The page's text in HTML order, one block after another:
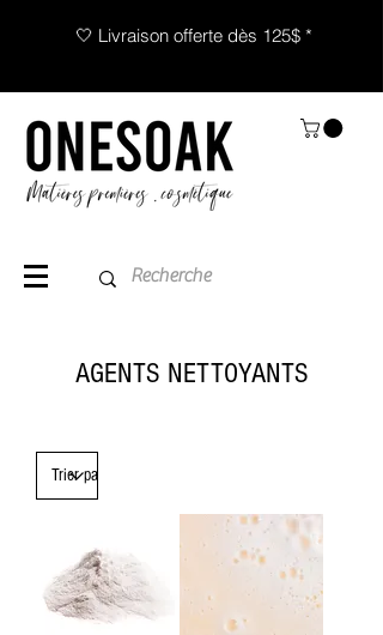
🤍 Livraison offerte dès 125$ *
AGENTS NETTOYANTS